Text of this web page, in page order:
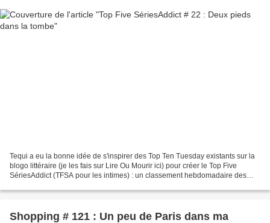
Tequi a eu la bonne idée de s'inspirer des Top Ten Tuesday existants sur la
blogo littéraire (je les fais sur Lire Ou Mourir ici) pour créer le Top Five
SériesAddict (TFSA pour les intimes) : un classement hebdomadaire des
Shopping # 121 : Un peu de Paris dans ma